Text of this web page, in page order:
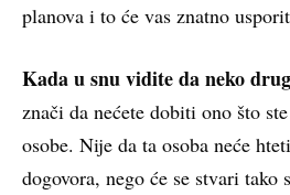
planova i to će vas znatno
Kada u snu vidite da neko
znači da nećete dobiti ono što
osobe. Nije da ta osoba neće
dogovora, nego će se stvari